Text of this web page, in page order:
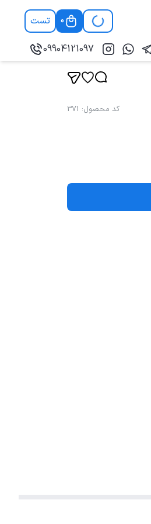
0
تست
09904121097
کد محصول:
371